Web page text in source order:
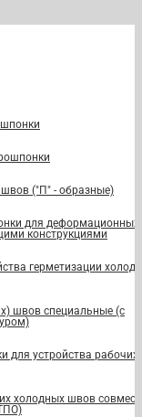
("П" - образные)
для деформационных
конструкциями
герметизации
швов специальные (с
для устройства рабочих
холодных швов